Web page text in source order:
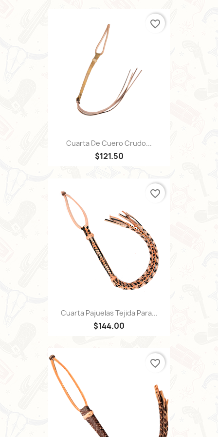
Cuarta De Cuero Crudo...
$121.50
favorite_border
Cuarta Pajuelas Tejida Para...
$144.00
favorite_border
favorite_border